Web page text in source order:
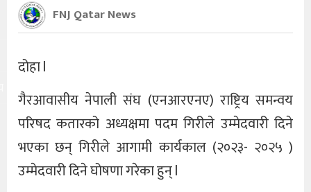
FNJ Qatar News
दोहा l
गैरआवासीय नेपाली संघ (एनआरएनए) राष्ट्रिय समन्वय
परिषद कतारको अध्यक्षमा पदम गिरीले उम्मेदवारी दिने
भएका छन् गिरीले आगामी कार्यकाल (२०२३- २०२५ )
उम्मेदवारी दिने घोषणा गरेका हुन् l